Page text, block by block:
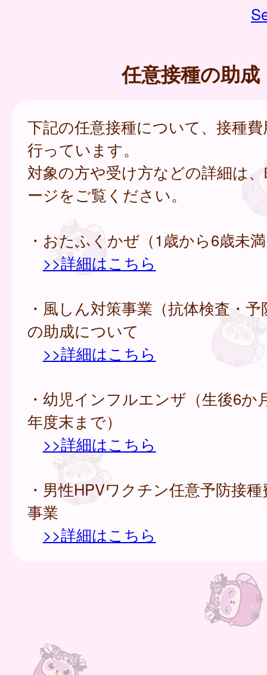
任意接種の助成
下記の任意接種について、接種
行っています。
対象の方や受け方などの詳細は
ージをご覧ください。
・おたふくかぜ（1歳から6歳未
>>詳細はこちら
・風しん対策事業（抗体検査・
の助成について
>>詳細はこちら
・幼児インフルエンザ（生後6か
年度末まで）
>>詳細はこちら
・男性HPVワクチン任意予防接
事業
>>詳細はこちら